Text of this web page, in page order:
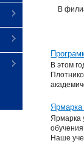
В
В этом
Ярмарка
Наше